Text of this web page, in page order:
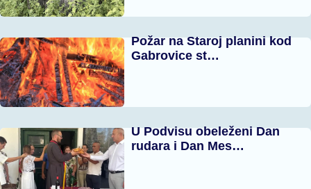
Požar na Staroj planini kod
Gabrovice st…
U Podvisu obeleženi Dan
rudara i Dan Mes…